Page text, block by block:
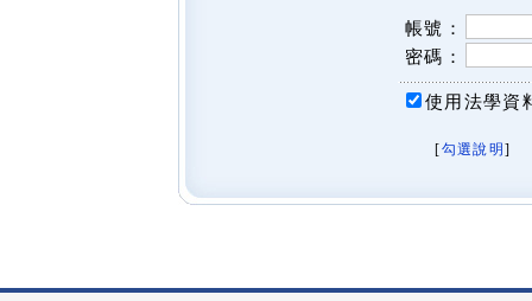
帳號：
密碼：
使用法學資
[勾選說明 ]